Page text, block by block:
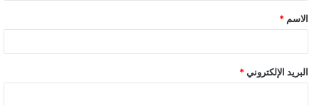
*
الاسم *
البريد الإلكتروني *